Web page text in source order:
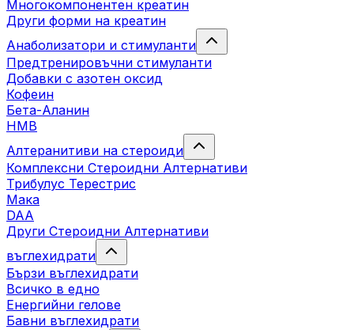
Многокомпонентен креатин
Други форми на креатин
Анаболизатори и стимуланти
Предтренировъчни стимуланти
Добавки с азотен оксид
Кофеин
Бета-Аланин
HMB
Алтеранитиви на стероиди
Комплексни Стероидни Алтернативи
Трибулус Терестрис
Maка
DAA
Други Стероидни Алтернативи
въглехидрати
Бързи въглехидрати
Всичко в едно
Енергийни гелове
Бавни въглехидрати